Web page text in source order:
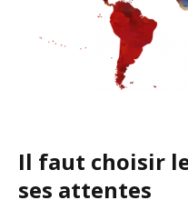
Il faut choisir
ses attentes